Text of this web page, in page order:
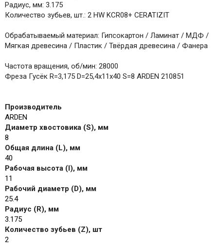
Радиус, мм: 3.175
Количество зубьев, шт.: 2 HW KCR08+ CERATIZIT
Обрабатываемый материал: Гипсокартон / Ламинат / МДФ /
Мягкая древесина / Пластик / Твёрдая древесина / Фанера
Частота вращения, об/мин: 28000
Фреза Гусёк R=3,175 D=25,4x11x40 S=8 ARDEN 210851
Производитель
ARDEN
Диаметр хвостовика (S), мм
8
Общая длина (L), мм
40
Рабочая высота (I), мм
11
Рабочий диаметр (D), мм
25.4
Радиус (R), мм
3.175
Количество зубьев (Z), шт
2